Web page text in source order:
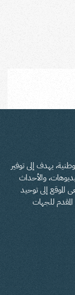
يهدف إلى توفير
والأحداث
الموقع إلى توحيد
المقدم للجهات